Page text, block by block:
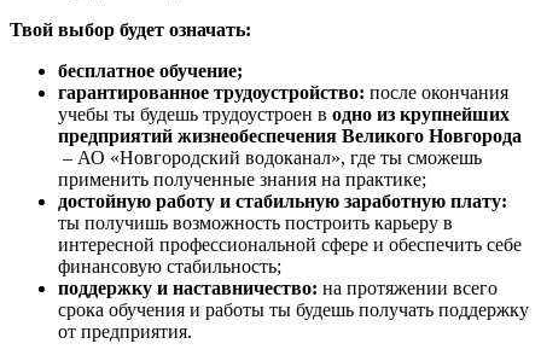
Твой выбор будет означать:
бесплатное обучение;
гарантированное трудоустройство: после окончания
учебы ты будешь трудоустроен в одно из крупнейших
предприятий жизнеобеспечения Великого Новгорода
– АО «Новгородский водоканал», где ты сможешь
применить полученные знания на практике;
достойную работу и стабильную заработную плату:
ты получишь возможность построить карьеру в
интересной профессиональной сфере и обеспечить себе
финансовую стабильность;
поддержку и наставничество: на протяжении всего
срока обучения и работы ты будешь получать поддержку
от предприятия.